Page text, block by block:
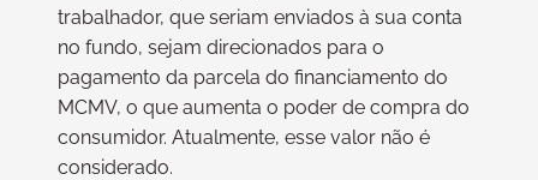
trabalhador, que seriam enviados à sua conta
no fundo, sejam direcionados para o
pagamento da parcela do financiamento do
MCMV, o que aumenta o poder de compra do
consumidor. Atualmente, esse valor não é
considerado.